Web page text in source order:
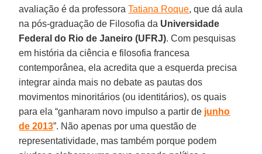
avaliação é da professoraTatiana Roque, que dá aula
na pós-graduação de Filosofia da Universidade
Federal do Rio de Janeiro (UFRJ). Com pesquisas
em história da ciência e filosofia francesa
contemporânea, ela acredita que a esquerda precisa
integrar ainda mais no debate as pautas dos
movimentos minoritários (ou identitários), os quais
para ela “ganharam novo impulso a partir de junho
de 2013”. Não apenas por uma questão de
representatividade, mas também porque podem